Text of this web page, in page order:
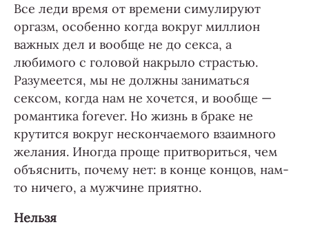
Все леди время от времени симулируют
оргазм, особенно когда вокруг миллион
важных дел и вообще не до секса, а
любимого с головой накрыло страстью.
Разумеется, мы не должны заниматься
сексом, когда нам не хочется, и вообще —
романтика forever. Но жизнь в браке не
крутится вокруг нескончаемого взаимного
желания. Иногда проще притвориться, чем
объяснить, почему нет: в конце концов, нам-
то ничего, а мужчине приятно.
Нельзя